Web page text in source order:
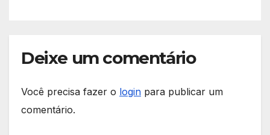
Deixe um comentário
Você precisa fazer o login para publicar um
comentário.